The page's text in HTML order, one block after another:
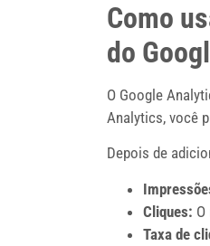
Como
do
O Google
Analytics, você
Depois de
Cliques:
Taxa de